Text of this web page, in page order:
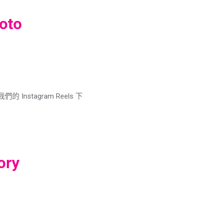
們的 Instagram Reels 下